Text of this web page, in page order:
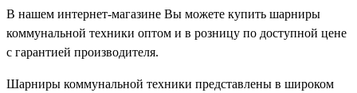
В нашем интернет-магазине Вы можете купить шарниры
коммунальной техники оптом и в розницу по доступной цене
с гарантией производителя.
Шарниры коммунальной техники представлены в широком